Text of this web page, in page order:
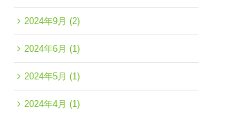
2024年9月 (2)
2024年6月 (1)
2024年5月 (1)
2024年4月 (1)